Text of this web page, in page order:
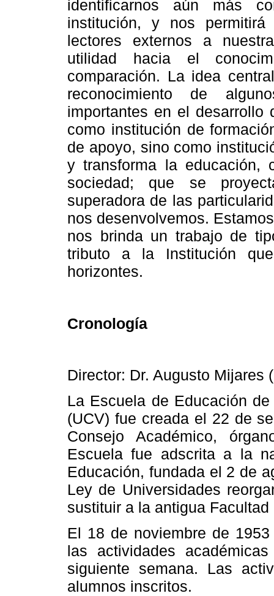
identificarnos aún más
institución, y nos
lectores externos a
utilidad hacia el
comparación. La idea
reconocimiento de
importantes en el desarrollo
como institución de
de apoyo, sino como
y transforma la
sociedad; que se
superadora de las
nos desenvolvemos.
nos brinda un trabajo de
tributo a la Institución
horizontes.
Cronología
Director: Dr. Augusto Mijares
La Escuela de Educación
(UCV) fue creada el 22 de
Consejo Académico,
Escuela fue adscrita a la
Educación, fundada el 2 de
Ley de Universidades
sustituir a la antigua
El 18 de noviembre de
las actividades
siguiente semana. Las
alumnos inscritos.